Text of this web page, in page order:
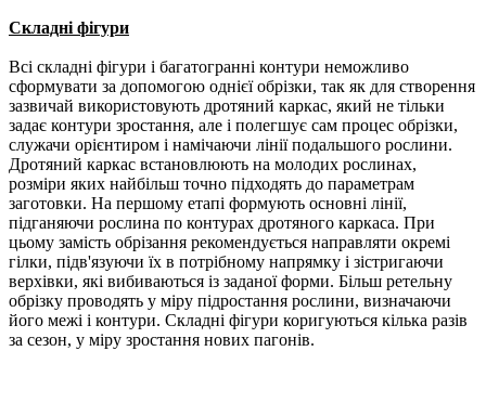
Складні фігури
Всі складні фігури і багатогранні контури неможливо
сформувати за допомогою однієї обрізки, так як для створення
зазвичай використовують дротяний каркас, який не тільки
задає контури зростання, але і полегшує сам процес обрізки,
служачи орієнтиром і намічаючи лінії подальшого рослини.
Дротяний каркас встановлюють на молодих рослинах,
розміри яких найбільш точно підходять до параметрам
заготовки. На першому етапі формують основні лінії,
підганяючи рослина по контурах дротяного каркаса. При
цьому замість обрізання рекомендується направляти окремі
гілки, підв'язуючи їх в потрібному напрямку і зістригаючи
верхівки, які вибиваються із заданої форми. Більш ретельну
обрізку проводять у міру підростання рослини, визначаючи
його межі і контури. Складні фігури коригуються кілька разів
за сезон, у міру зростання нових пагонів.